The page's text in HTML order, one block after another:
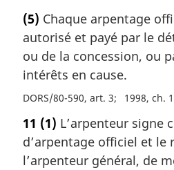
(5) Chaque arpentage
autorisé et payé par le
ou de la concession, ou
intérêts en cause.
DORS/80-590, art. 3 1998, ch.
11 (1) L’arpenteur signe
d’arpentage officiel et le
l’arpenteur général, de